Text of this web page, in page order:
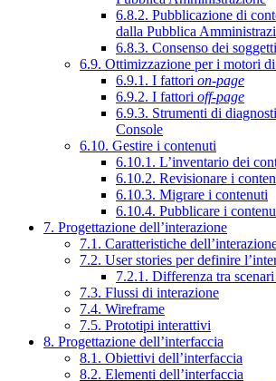
6.8.2. Pubblicazione di
dalla Pubblica
6.8.3. Consenso dei
6.9. Ottimizzazione per i motori
6.9.1. I fattori on-page
6.9.2. I fattori off-page
6.9.3. Strumenti di
Console
6.10. Gestire i contenuti
6.10.1. L’inventario dei
6.10.2. Revisionare i
6.10.3. Migrare i contenuti
6.10.4. Pubblicare i
7. Progettazione dell’interazione
7.1. Caratteristiche
7.2. User stories per definire
7.2.1. Differenza tra scenari
7.3. Flussi di interazione
7.4. Wireframe
7.5. Prototipi interattivi
8. Progettazione dell’interfaccia
8.1. Obiettivi dell’interfaccia
8.2. Elementi dell’interfaccia